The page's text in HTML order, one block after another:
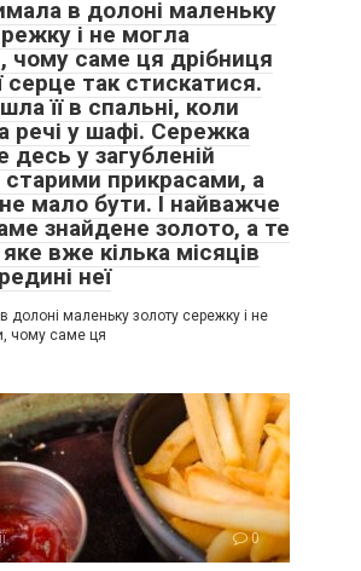
в долоні маленьку
і не могла
чому саме ця дрібниця
серце так стискатися.
її в спальні, коли
речі у шафі. Сережка
десь у загубленій
старими прикрасами, а
мало бути. І найважче
знайдене золото, а те
вже кілька місяців
неї
долоні маленьку золоту сережку і не
чому саме ця
0